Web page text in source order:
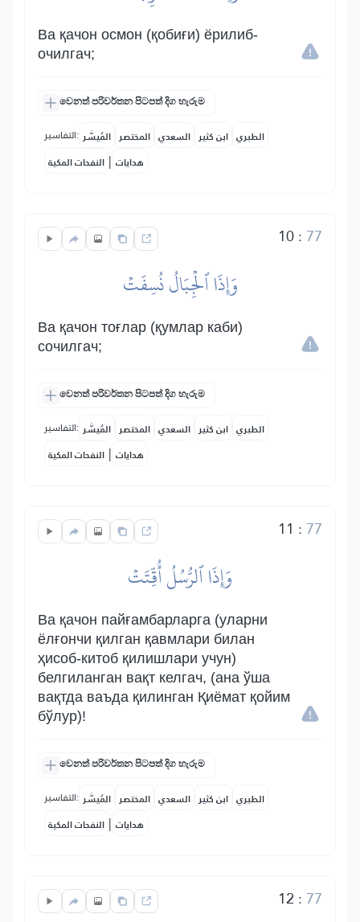
Ва қачон осмон (қобиғи) ёрилиб-
очилгач;
වෙනත් පරිවර්තන පිටපත් දිග හැරුම
التفاسير: المُيسَّر المختصر السعدي ابن كثير الطبري
النفحات المكية | هدايات
10: 77
وَإِذَا ٱلۡجِبَالُ نُسِفَتۡ
Ва қачон тоғлар (қумлар каби)
сочилгач;
වෙනත් පරිවර්තන පිටපත් දිග හැරුම
التفاسير: المُيسَّر المختصر السعدي ابن كثير الطبري
النفحات المكية | هدايات
11 : 77
وَإِذَا ٱلرُّسُلُ أُقِّتَتۡ
Ва қачон пайғамбарларга (уларни
ёлғончи қилган қавмлари билан
ҳисоб-китоб қилишлари учун)
белгиланган вақт келгач, (ана ўша
вақтда ваъда қилинган Қиёмат қойим
бўлур)!
වෙනත් පරිවර්තන පිටපත් දිග හැරුම
التفاسير: المُيسَّر المختصر السعدي ابن كثير الطبري
النفحات المكية | هدايات
12 : 77